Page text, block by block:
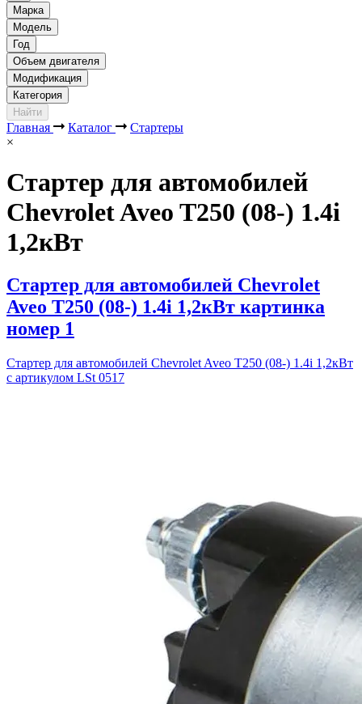
Марка
Модель
Год
Объем двигателя
Модификация
Категория
Найти
Главная Каталог
Стартеры
×
Стартер для автомобилей
Chevrolet Aveo T250 (08-) 1.4i
1,2кВт
Стартер для автомобилей Chevrolet
Aveo T250 (08-) 1.4i 1,2кВт картинка
номер 1
Стартер для автомобилей Chevrolet Aveo T250 (08-) 1.4i 1,2кВт
с артикулом LSt 0517